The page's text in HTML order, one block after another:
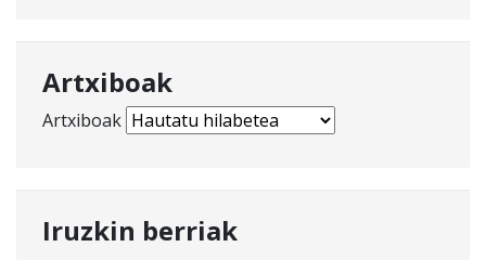
Artxiboak
Artxiboak
Iruzkin berriak